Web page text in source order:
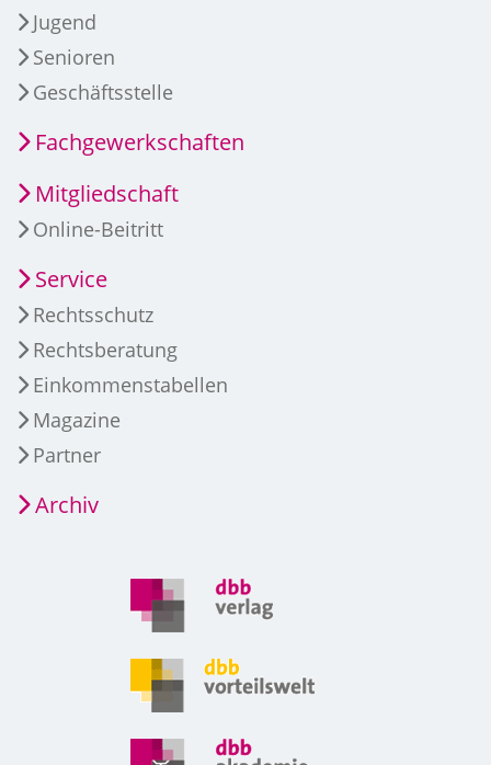
Jugend
Senioren
Geschäftsstelle
Fachgewerkschaften
Mitgliedschaft
Online-Beitritt
Service
Rechtsschutz
Rechtsberatung
Einkommenstabellen
Magazine
Partner
Archiv